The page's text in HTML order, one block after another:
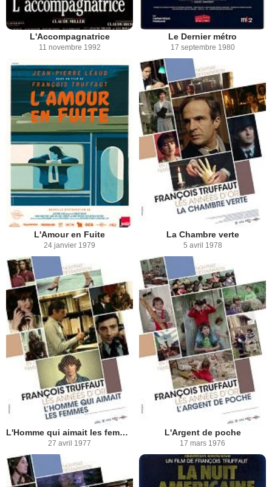
L'Accompagnatrice
11 novembre 1992
Le Dernier métro
17 septembre 1980
L'Amour en Fuite
24 janvier 1979
La Chambre verte
5 avril 1978
L'Homme qui aimait les femmes
27 avril 1977
L'Argent de poche
17 mars 1976